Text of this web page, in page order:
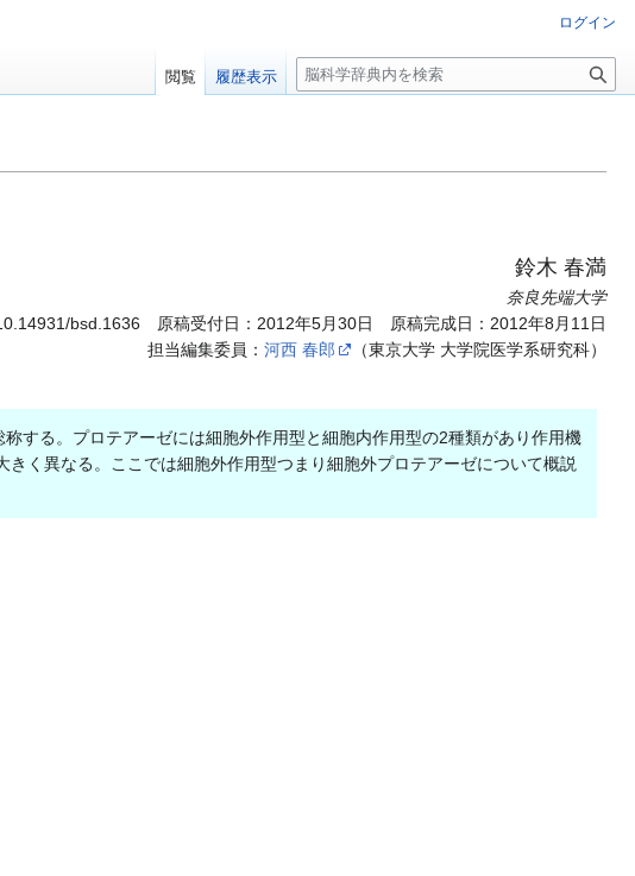
鈴木 春満
奈良先端大学
bsd.1636 原稿受付日：2012年5月30日 原稿完成日：2012年8月11日
担当編集委員： 河西 春郎
（東京大学 大学院医学系研究科）
する。プロテアーゼには細胞外作用型と細胞内作用型の2種類があり作用機
く異なる。ここでは細胞外作用型つまり細胞外プロテアーゼについて概説
ログイン
閲覧 履歴表示
検
索